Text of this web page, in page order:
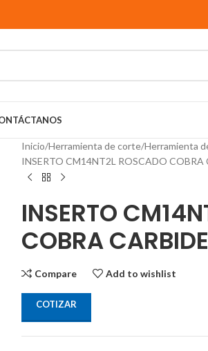
Inicio Herramienta de corte Herramienta
INSERTO CM14NT2L ROSCADO COBRA
INSERTO
COBRA CARBIDE
Compare Add to wishlist
COTIZAR